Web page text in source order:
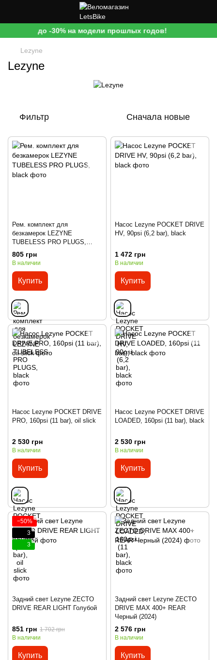
до -30% на модели прошлых годов!
Lezyne
Lezyne
Фильтр Сначала новые
Рем. комплект для
безкамерок LEZYNE
TUBELESS PRO PLUGS,
black
805 грн
В наличии
Купить
Насос Lezyne POCKET DRIVE
HV, 90psi (6,2 bar), black
1 472 грн
В наличии
Купить
Насос Lezyne POCKET DRIVE
PRO, 160psi (11 bar), oil slick
2 530 грн
В наличии
Купить
Насос Lezyne POCKET DRIVE
LOADED, 160psi (11 bar), black
2 530 грн
В наличии
Купить
−50%
3
3
Задний свет Lezyne ZECTO
DRIVE REAR LIGHT Голубой
851 грн 1 702 грн
В наличии
Купить
Задний свет Lezyne ZECTO
DRIVE MAX 400+ REAR
Черный (2024)
2 576 грн
В наличии
Купить